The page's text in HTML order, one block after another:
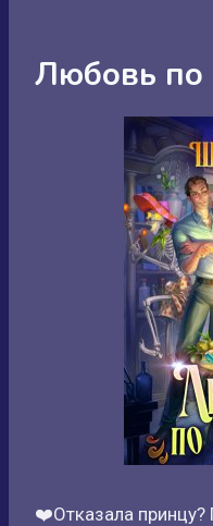
Любовь по
❤️Отказала принцу?